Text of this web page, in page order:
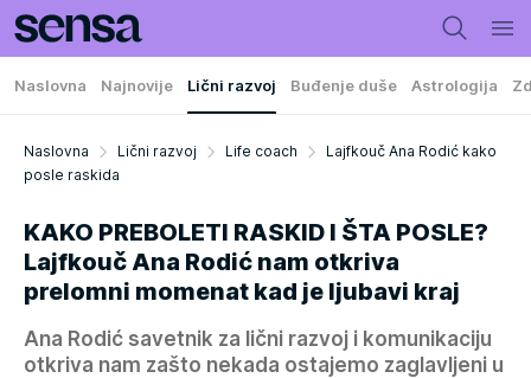
Naslovna Najnovije Lični razvoj Buđenje duše Astrologija
Naslovna Lični razvoj Life coach
Lajfkouč Ana Rodić kako
posle raskida
KAKO PREBOLETI RASKID I ŠTA POSLE?
Lajfkouč Ana Rodić nam otkriva
prelomni momenat kad je ljubavi kraj
Ana Rodić savetnik za lični razvoj i komunikaciju
otkriva nam zašto nekada ostajemo zaglavljeni u